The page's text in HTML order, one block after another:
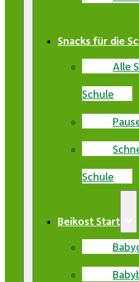
Snacks für die
Alle
Schule
Schule
Beikost Start